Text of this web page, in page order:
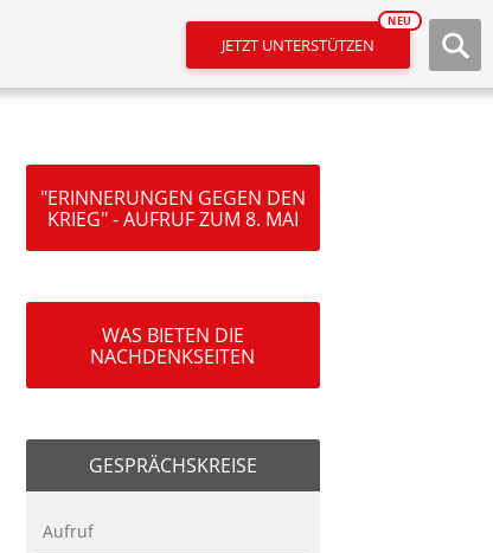
JETZT UNTERSTÜTZEN
NEU
"ERINNERUNGEN GEGEN DEN
KRIEG" - AUFRUF ZUM 8. MAI
WAS BIETEN DIE
NACHDENKSEITEN
GESPRÄCHSKREISE
Aufruf